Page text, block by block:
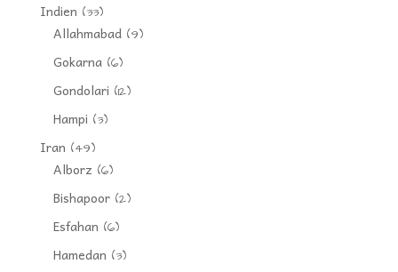
Indien (33)
Allahmabad(9)
Gokarna(6)
Gondolari (12)
Hampi (3)
Iran (49)
Alborz (6)
Bishapoor(2)
Esfahan (6)
Hamedan (3)